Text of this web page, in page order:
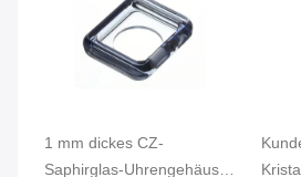
1 mm dickes CZ-
Saphirglas-Uhrengehäuse,